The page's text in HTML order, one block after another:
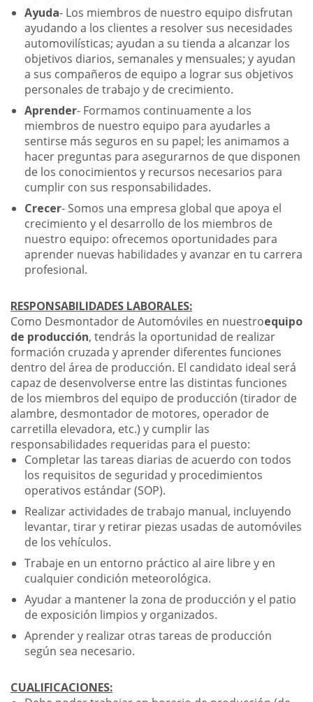
Ayuda- Los miembros de nuestro equipo disfrutan
ayudando a los clientes a resolver sus necesidades
automovilísticas; ayudan a su tienda a alcanzar los
objetivos diarios, semanales y mensuales; y ayudan
a sus compañeros de equipo a lograr sus objetivos
personales de trabajo y de crecimiento.
Aprender- Formamos continuamente a los
miembros de nuestro equipo para ayudarles a
sentirse más seguros en su papel; les animamos a
hacer preguntas para asegurarnos de que disponen
de los conocimientos y recursos necesarios para
cumplir con sus responsabilidades.
Crecer- Somos una empresa global que apoya el
crecimiento y el desarrollo de los miembros de
nuestro equipo: ofrecemos oportunidades para
aprender nuevas habilidades y avanzar en tu carrera
profesional.
RESPONSABILIDADES LABORALES:
Como Desmontador de Automóviles en nuestroequipo
de producción, tendrás la oportunidad de realizar
formación cruzada y aprender diferentes funciones
dentro del área de producción. El candidato ideal será
capaz de desenvolverse entre las distintas funciones
de los miembros del equipo de producción (tirador de
alambre, desmontador de motores, operador de
carretilla elevadora, etc.) y cumplir las
responsabilidades requeridas para el puesto:
Completar las tareas diarias de acuerdo con todos
los requisitos de seguridad y procedimientos
operativos estándar (SOP).
Realizar actividades de trabajo manual, incluyendo
levantar, tirar y retirar piezas usadas de automóviles
de los vehículos.
Trabaje en un entorno práctico al aire libre y en
cualquier condición meteorológica.
Ayudar a mantener la zona de producción y el patio
de exposición limpios y organizados.
Aprender y realizar otras tareas de producción
según sea necesario.
CUALIFICACIONES: